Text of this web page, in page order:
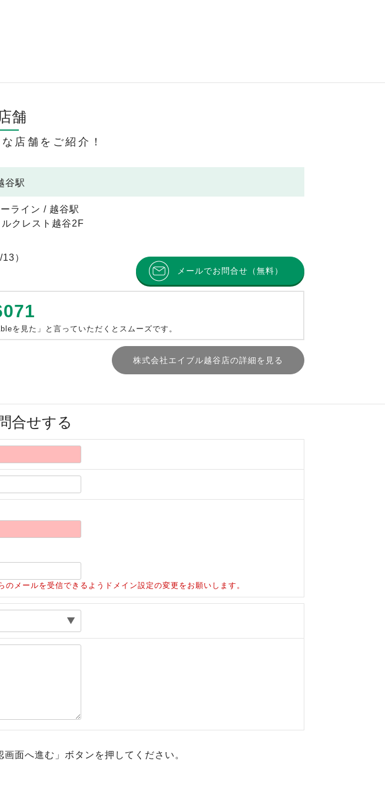
舗
店舗をご紹介！
谷駅
ライン / 越谷駅
クレスト越谷2F
）
メールでお問合せ（無料）
を見た」と言っていただくとスムーズです。
株式会社エイブル越谷店の詳細を見る
合せする
メールを受信できるようドメイン設定の変更をお願いします。
画面へ進む」ボタンを押してください。